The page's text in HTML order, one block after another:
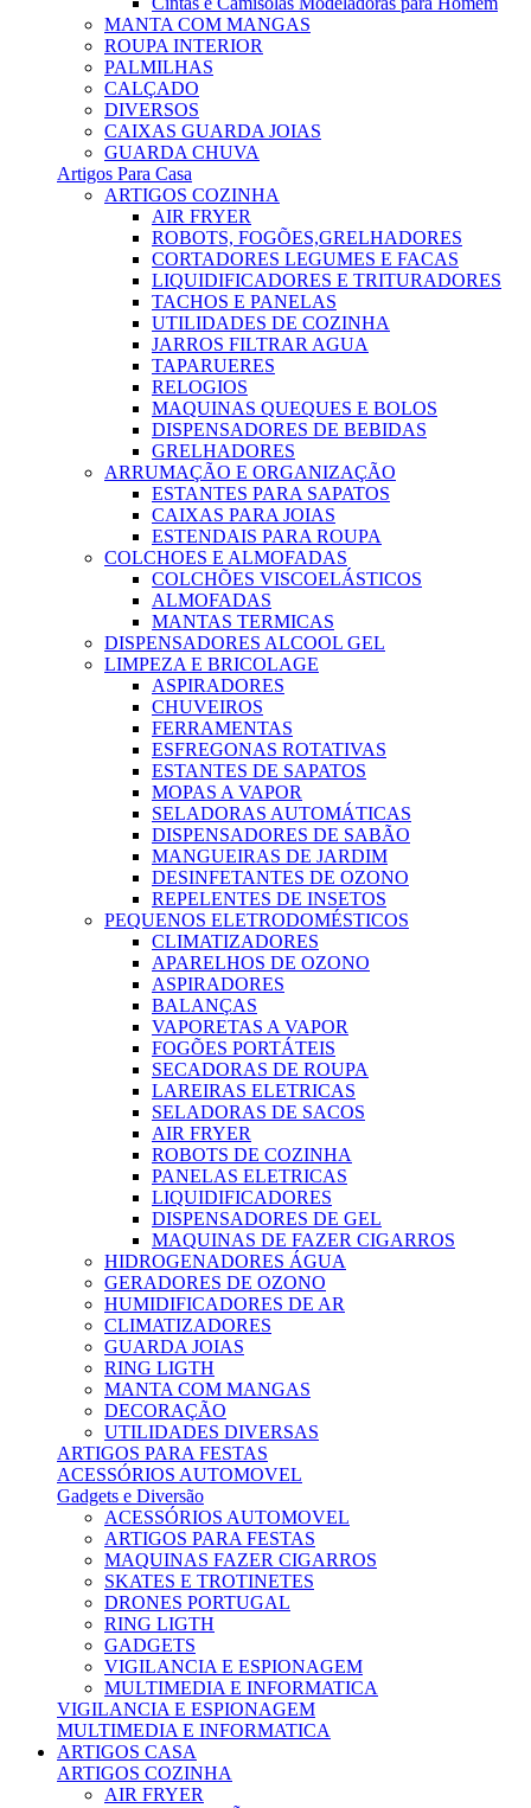
MANTA COM MANGAS
ROUPA INTERIOR
PALMILHAS
CALÇADO
DIVERSOS
CAIXAS GUARDA JOIAS
GUARDA CHUVA
Artigos Para Casa
ARTIGOS COZINHA
AIR FRYER
ROBOTS, FOGÕES,GRELHADORES
CORTADORES LEGUMES E FACAS
LIQUIDIFICADORES E TRITURADORES
TACHOS E PANELAS
UTILIDADES DE COZINHA
JARROS FILTRAR AGUA
TAPARUERES
RELOGIOS
MAQUINAS QUEQUES E BOLOS
DISPENSADORES DE BEBIDAS
GRELHADORES
ARRUMAÇÃO E ORGANIZAÇÃO
ESTANTES PARA SAPATOS
CAIXAS PARA JOIAS
ESTENDAIS PARA ROUPA
COLCHOES E ALMOFADAS
COLCHÕES VISCOELÁSTICOS
ALMOFADAS
MANTAS TERMICAS
DISPENSADORES ALCOOL GEL
LIMPEZA E BRICOLAGE
ASPIRADORES
CHUVEIROS
FERRAMENTAS
ESFREGONAS ROTATIVAS
ESTANTES DE SAPATOS
MOPAS A VAPOR
SELADORAS AUTOMÁTICAS
DISPENSADORES DE SABÃO
MANGUEIRAS DE JARDIM
DESINFETANTES DE OZONO
REPELENTES DE INSETOS
PEQUENOS ELETRODOMÉSTICOS
CLIMATIZADORES
APARELHOS DE OZONO
ASPIRADORES
BALANÇAS
VAPORETAS A VAPOR
FOGÕES PORTÁTEIS
SECADORAS DE ROUPA
LAREIRAS ELETRICAS
SELADORAS DE SACOS
AIR FRYER
ROBOTS DE COZINHA
PANELAS ELETRICAS
LIQUIDIFICADORES
DISPENSADORES DE GEL
MAQUINAS DE FAZER CIGARROS
HIDROGENADORES ÁGUA
GERADORES DE OZONO
HUMIDIFICADORES DE AR
CLIMATIZADORES
GUARDA JOIAS
RING LIGTH
MANTA COM MANGAS
DECORAÇÃO
UTILIDADES DIVERSAS
ARTIGOS PARA FESTAS
ACESSÓRIOS AUTOMOVEL
Gadgets e Diversão
ACESSÓRIOS AUTOMOVEL
ARTIGOS PARA FESTAS
MAQUINAS FAZER CIGARROS
SKATES E TROTINETES
DRONES PORTUGAL
RING LIGTH
GADGETS
VIGILANCIA E ESPIONAGEM
MULTIMEDIA E INFORMATICA
VIGILANCIA E ESPIONAGEM
MULTIMEDIA E INFORMATICA
ARTIGOS CASA
ARTIGOS COZINHA
AIR FRYER